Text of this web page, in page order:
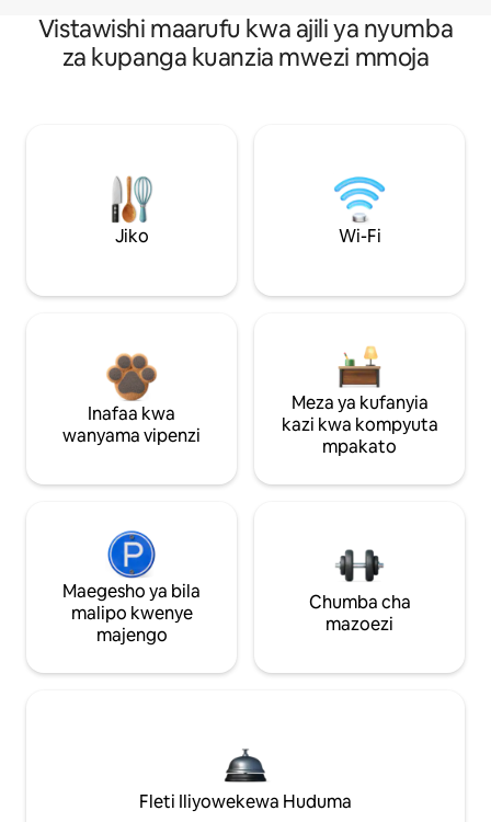
Vistawishi maarufu kwa ajili ya nyumba
za kupanga kuanzia mwezi mmoja
Jiko Wi-Fi
Inafaa kwa
wanyama vipenzi
Meza ya kufanyia
kazi kwa kompyuta
mpakato
Maegesho ya bila
malipo kwenye
majengo
Chumba cha
mazoezi
Fleti Iliyowekewa Huduma